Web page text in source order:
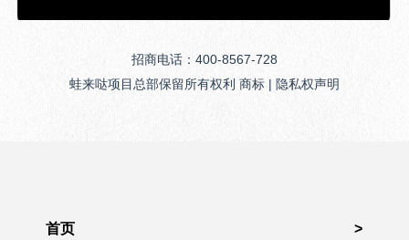
招商电话：400-8567-728
蛙来哒项目总部保留所有权利 商标 | 隐私权声明
首页 >